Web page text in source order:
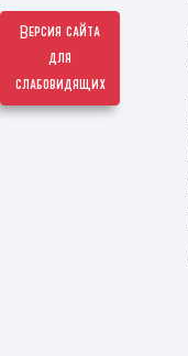
Версия сайта
для
слабовидящих